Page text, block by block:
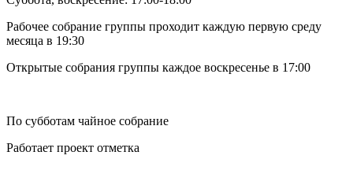
Рабочее собрание группы проходит каждую первую среду
месяца в 19:30
Открытые собрания группы каждое воскресенье в 17:00
По субботам чайное собрание
Работает проект отметка